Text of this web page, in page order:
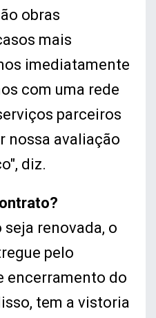
obras
mais
imediatamente
com uma rede
parceiros
nossa avaliação
diz.
renovada, o
pelo
encerramento do
tem a vistoria